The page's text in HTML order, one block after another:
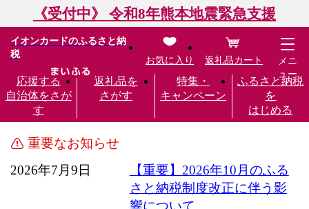
《受付中》 令和8年熊本地震緊急支援
イオンカードのふるさと納
税
応援する
自治体をさが
す
返礼品を
さがす
特集・
キャンペーン
ふるさと納税
を
はじめる
お気に入り 返礼品カート
メニ
ュー
重要なお知らせ
2026年7月9日
【重要】2026年10月のふる
さと納税制度改正に伴う影
響について